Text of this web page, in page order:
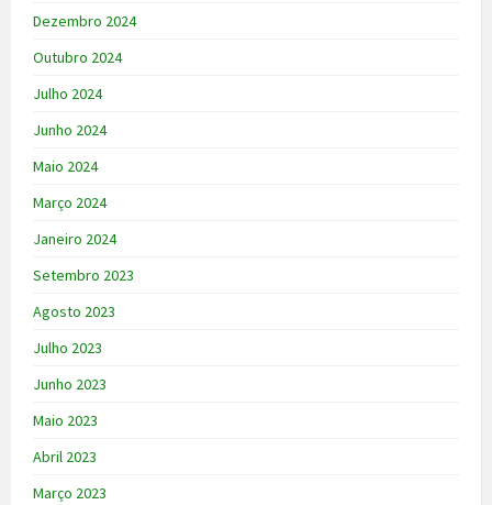
Dezembro 2024
Outubro 2024
Julho 2024
Junho 2024
Maio 2024
Março 2024
Janeiro 2024
Setembro 2023
Agosto 2023
Julho 2023
Junho 2023
Maio 2023
Abril 2023
Março 2023